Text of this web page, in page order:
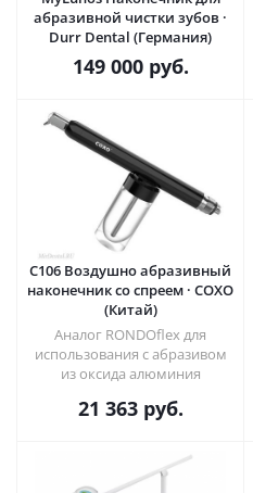
абразивной чистки зубов ·
Durr Dental (Германия)
149 000руб.
C106 Воздушно абразивный
наконечник со спреем · COXO
(Китай)
Аналог RONDOflex для
использования с абразивом
из оксида алюминия
21 363руб.